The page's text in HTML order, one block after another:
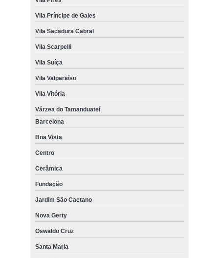
Vila Príncipe de Gales
Vila Sacadura Cabral
Vila Scarpelli
Vila Suíça
Vila Valparaíso
Vila Vitória
Várzea do Tamanduateí
Barcelona
Boa Vista
Centro
Cerâmica
Fundação
Jardim São Caetano
Nova Gerty
Oswaldo Cruz
Santa Maria